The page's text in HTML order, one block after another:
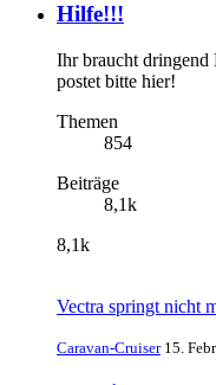
Hilfe!!!
Ihr braucht
postet bitte hier!
Themen
854
Beiträge
8,1k
8,1k
Vectra springt nicht
Caravan-Cruiser 15.